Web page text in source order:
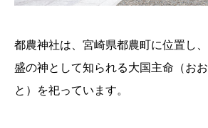
都農神社は、宮崎県都農町に位置し
盛の神として知られる大国主命（お
と）を祀っています。